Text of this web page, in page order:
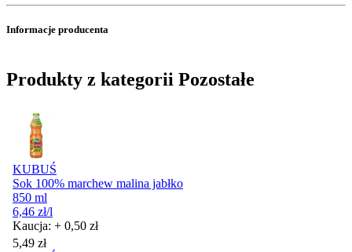
Informacje producenta
Produkty z kategorii Pozostałe
KUBUŚ
Sok 100% marchew malina jabłko
850 ml
6,46 zł/l
Kaucja: + 0,50 zł
Cena
5,49 zł